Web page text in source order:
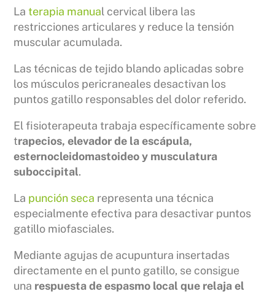
La terapia manual cervical libera las
restricciones articulares y reduce la tensión
muscular acumulada.
Las técnicas de tejido blando aplicadas sobre
los músculos pericraneales desactivan los
puntos gatillo responsables del dolor referido.
El fisioterapeuta trabaja específicamente sobre
trapecios, elevador de la escápula,
esternocleidomastoideo y musculatura
suboccipital.
La punción seca representa una técnica
especialmente efectiva para desactivar puntos
gatillo miofasciales.
Mediante agujas de acupuntura insertadas
directamente en el punto gatillo, se consigue
una respuesta de espasmo local que relaja el